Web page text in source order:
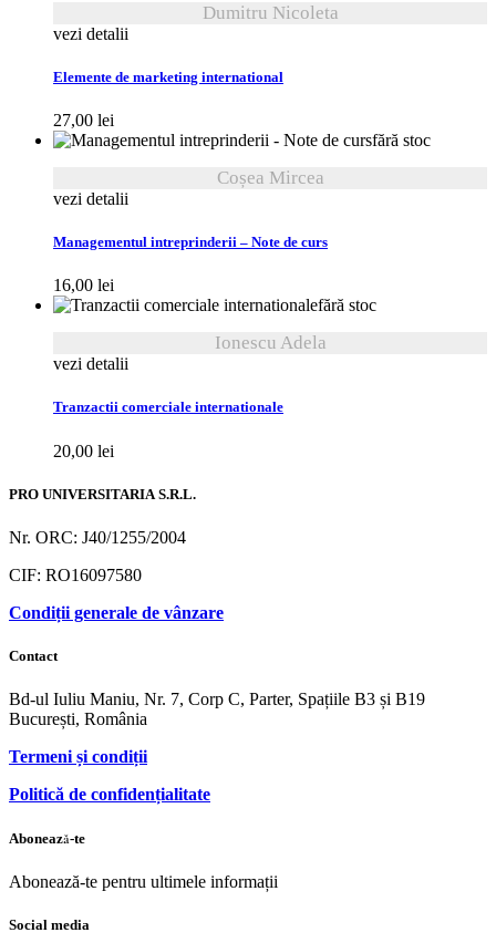
Dumitru Nicoleta
vezi detalii
Elemente de marketing international
27,00 lei
fără stoc
Coșea Mircea
vezi detalii
Managementul intreprinderii – Note de curs
16,00 lei
fără stoc
Ionescu Adela
vezi detalii
Tranzactii comerciale internationale
20,00 lei
PRO UNIVERSITARIA S.R.L.
Nr. ORC: J40/1255/2004
CIF: RO16097580
Condiții generale de vânzare
Contact
Bd-ul Iuliu Maniu, Nr. 7, Corp C, Parter, Spațiile B3 și B19
București, România
Termeni și condiții
Politică de confidențialitate
Abonează-te
Abonează-te pentru ultimele informații
Social media